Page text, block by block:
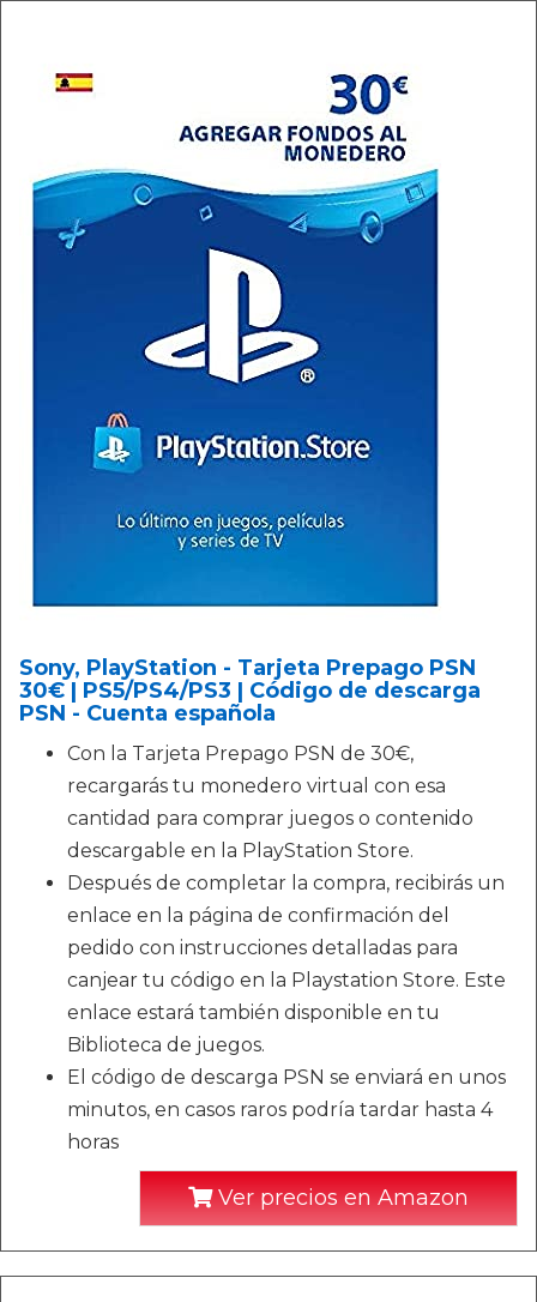
Sony, PlayStation - Tarjeta Prepago PSN
30€ | PS5/PS4/PS3 | Código de descarga
PSN - Cuenta española
Con la Tarjeta Prepago PSN de 30€,
recargarás tu monedero virtual con esa
cantidad para comprar juegos o contenido
descargable en la PlayStation Store.
Después de completar la compra, recibirás un
enlace en la página de confirmación del
pedido con instrucciones detalladas para
canjear tu código en la Playstation Store. Este
enlace estará también disponible en tu
Biblioteca de juegos.
El código de descarga PSN se enviará en unos
minutos, en casos raros podría tardar hasta 4
horas
Ver precios en Amazon